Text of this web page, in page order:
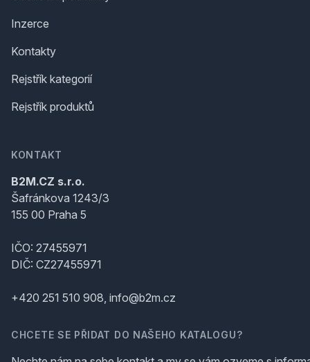
Inzerce
Kontakty
Rejstřík kategorií
Rejstřík produktů
KONTAKT
B2M.CZ s.r.o.
Šafránkova 1243/3
155 00 Praha 5
IČO: 27455971
DIČ: CZ27455971
+420 251 510 908, info@b2m.cz
CHCETE SE PŘIDAT DO NAŠEHO KATALOGU?